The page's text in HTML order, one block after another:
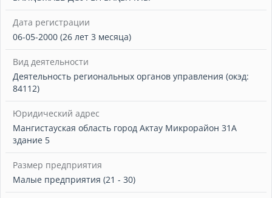
Дата регистрации
06-05-2000 (26 лет 3 месяца)
Вид деятельности
Деятельность региональных органов управления (окэд:
84112)
Юридический адрес
Мангистауская область город Актау Микрорайон 31А
здание 5
Размер предприятия
Малые предприятия (21 - 30)